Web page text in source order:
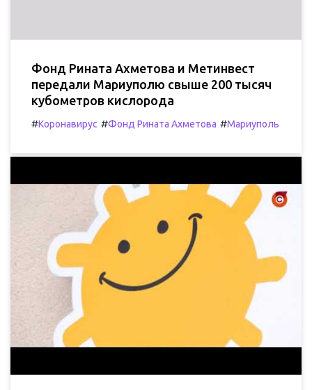
Фонд Рината Ахметова и Метинвест
передали Мариуполю свыше 200 тысяч
кубометров кислорода
#Коронавирус #Фонд Рината Ахметова #Мариуполь